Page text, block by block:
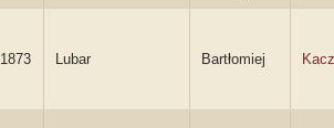
1873 Lubar Bartłomiej